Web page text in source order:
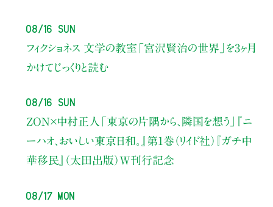
08/16 Sun
フィクショネス 文学の教室 「宮沢賢治の世界」を3ヶ月
かけてじっくりと読む
08/16 Sun
ZON×中村正人 「東京の片隅から、隣国を想う」
『ニ
ーハオ、おいしい東京日和。』第1巻（リイド社）
『ガチ中
華移民』（太田出版）W刊行記念
08/17 Mon